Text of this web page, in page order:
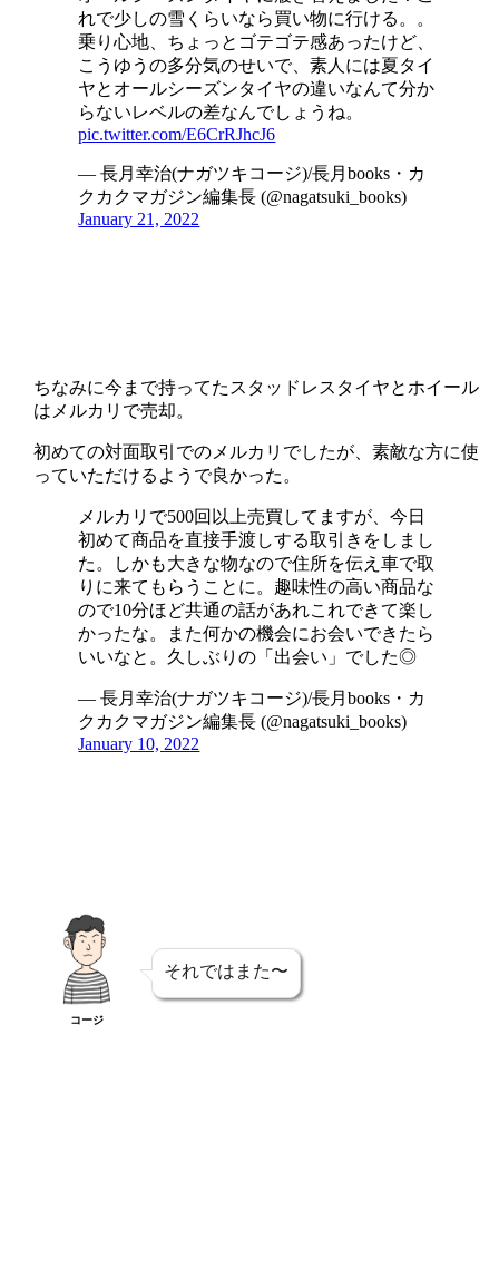
れで少しの雪くらいなら買い物に行ける。。
乗り心地、ちょっとゴテゴテ感あったけど、
こうゆうの多分気のせいで、素人には夏タイ
ヤとオールシーズンタイヤの違いなんて分か
らないレベルの差なんでしょうね。
pic.twitter.com/E6CrRJhcJ6
— 長月幸治(ナガツキコージ)/長月books・カ
クカクマガジン編集長 (@nagatsuki_books)
January 21, 2022
ちなみに今まで持ってたスタッドレスタイヤとホイール
はメルカリで売却。
初めての対面取引でのメルカリでしたが、素敵な方に使
っていただけるようで良かった。
メルカリで500回以上売買してますが、今日
初めて商品を直接手渡しする取引きをしまし
た。しかも大きな物なので住所を伝え車で取
りに来てもらうことに。趣味性の高い商品な
ので10分ほど共通の話があれこれできて楽し
かったな。また何かの機会にお会いできたら
いいなと。久しぶりの「出会い」でした◎
— 長月幸治(ナガツキコージ)/長月books・カ
クカクマガジン編集長 (@nagatsuki_books)
January 10, 2022
コージ
それではまた〜